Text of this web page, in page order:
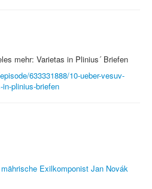
mehr: Varietas in Plinius´ Briefen
633331888/10-ueber-vesuv-
plinius-briefen
Exilkomponist Jan Novák